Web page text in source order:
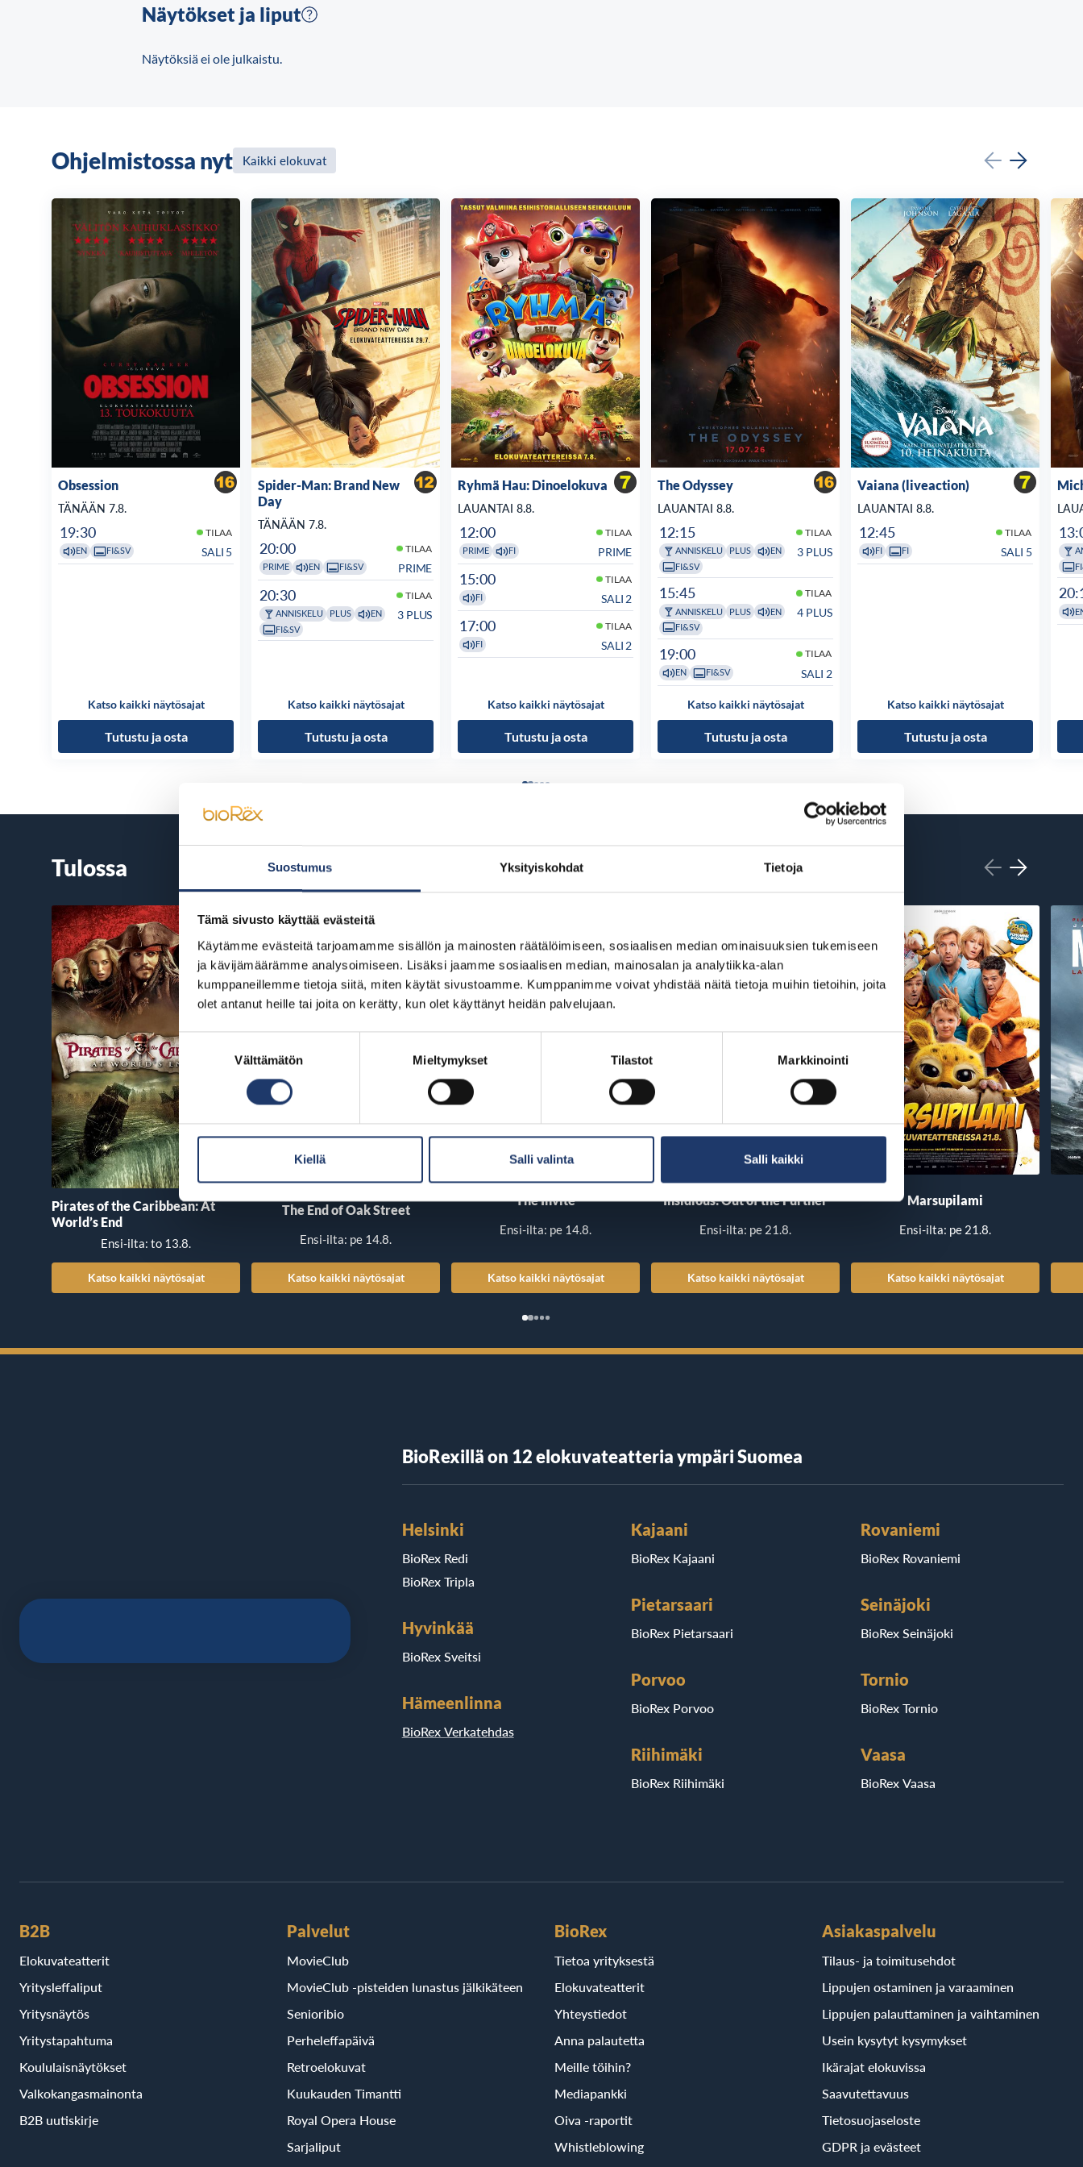
Suostumus Yksityiskohdat Tietoja
Tämä sivusto käyttää evästeitä
Käytämme evästeitä tarjoamamme sisällön ja mainosten räätälöimiseen, sosiaalisen median ominaisuuksien tukemiseen
ja kävijämäärämme analysoimiseen. Lisäksi jaamme sosiaalisen median, mainosalan ja analytiikka-alan
kumppaneillemme tietoja siitä, miten käytät sivustoamme. Kumppanimme voivat yhdistää näitä tietoja muihin tietoihin, joita
olet antanut heille tai joita on kerätty, kun olet käyttänyt heidän palvelujaan.
Suostumuksen
valinta
Välttämätön Mieltymykset Tilastot Markkinointi
Kiellä Salli valinta Salli kaikki
Näytökset ja liput
Näytöksiä ei ole julkaistu.
Ohjelmistossa nyt Kaikki elokuvat
Obsession
TÄNÄÄN 7.8.
19:30 TILAA
EN FI&SV SALI 5
Katso kaikki näytösajat
Tutustu ja osta
Spider-Man: Brand New
Day
TÄNÄÄN 7.8.
20:00 TILAA
PRIME EN FI&SV PRIME
20:30 TILAA
ANNISKELU PLUS
EN
FI&SV
3 PLUS
Katso kaikki näytösajat
Tutustu ja osta
Ryhmä Hau: Dinoelokuva
LAUANTAI 8.8.
12:00 TILAA
PRIME FI PRIME
15:00 TILAA
FI SALI 2
17:00 TILAA
FI SALI 2
Katso kaikki näytösajat
Tutustu ja osta
The Odyssey
LAUANTAI 8.8.
12:15 TILAA
ANNISKELU PLUS
EN
FI&SV
3 PLUS
15:45 TILAA
ANNISKELU PLUS
EN
FI&SV
4 PLUS
19:00 TILAA
EN FI&SV SALI 2
Katso kaikki näytösajat
Tutustu ja osta
Vaiana (liveaction)
LAUANTAI 8.8.
12:45 TILAA
FI FI SALI 5
Katso kaikki näytösajat
Tutustu ja osta
Tulossa
Pirates of the Caribbean: At
World’s End
Ensi-ilta: to 13.8.
Katso kaikki näytösajat
The End of Oak Street
Ensi-ilta: pe 14.8.
Katso kaikki näytösajat
The Invite
Ensi-ilta: pe 14.8.
Katso kaikki näytösajat
Insidious: Out of the Further
Ensi-ilta: pe 21.8.
Katso kaikki näytösajat
Marsupilami
Ensi-ilta: pe 21.8.
Katso kaikki näytösajat
BioRexillä on 12 elokuvateatteria ympäri Suomea
Helsinki
BioRex Redi
BioRex Tripla
Hyvinkää
BioRex Sveitsi
Hämeenlinna
BioRex Verkatehdas
Kajaani
BioRex Kajaani
Pietarsaari
BioRex Pietarsaari
Porvoo
BioRex Porvoo
Riihimäki
BioRex Riihimäki
Rovaniemi
BioRex Rovaniemi
Seinäjoki
BioRex Seinäjoki
Tornio
BioRex Tornio
Vaasa
BioRex Vaasa
B2B
Elokuvateatterit
Yritysleffaliput
Yritysnäytös
Yritystapahtuma
Koululaisnäytökset
Valkokangasmainonta
B2B uutiskirje
Palvelut
MovieClub
MovieClub -pisteiden lunastus jälkikäteen
Senioribio
Perheleffapäivä
Retroelokuvat
Kuukauden Timantti
Royal Opera House
Sarjaliput
BioRex
Tietoa yrityksestä
Elokuvateatterit
Yhteystiedot
Anna palautetta
Meille töihin?
Mediapankki
Oiva -raportit
Whistleblowing
Asiakaspalvelu
Tilaus- ja toimitusehdot
Lippujen ostaminen ja varaaminen
Lippujen palauttaminen ja vaihtaminen
Usein kysytyt kysymykset
Ikärajat elokuvissa
Saavutettavuus
Tietosuojaseloste
GDPR ja evästeet